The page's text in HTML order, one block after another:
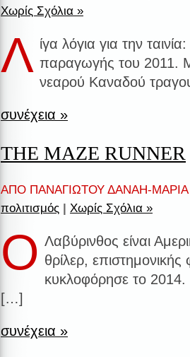
Χωρίς Σχόλια »
Λ ίγα λόγια για την
παραγωγής του 2011.
νεαρού Καναδού
συνέχεια »
THE MAZE RUNNER
ΑΠΟ ΠΑΝΑΓΙΩΤΟΥ ΔΑΝΑΗ-ΜΑΡΙΑ
πολιτισμός | Χωρίς Σχόλια »
Ο Λαβύρινθος είναι
θρίλερ,
κυκλοφόρησε το 2014.
[…]
συνέχεια »